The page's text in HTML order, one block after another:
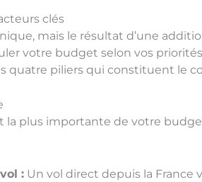
clés
mais le résultat d’une
votre budget selon vos
quatre piliers qui constituent le
la plus importante de votre
: Un vol direct depuis la France